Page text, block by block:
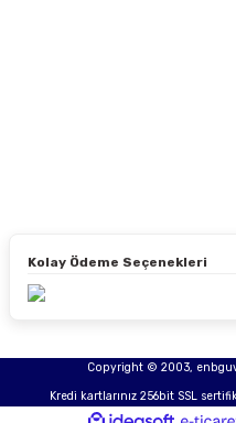
Kolay Ödeme Seçenekleri
Copyright © 2003,
Kredi kartlarınız 256bit SSL
ideasoft